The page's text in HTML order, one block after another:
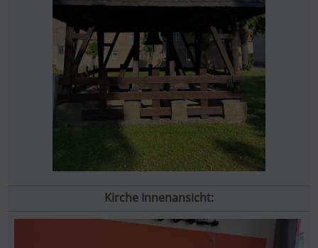
Kirche Innenansicht: